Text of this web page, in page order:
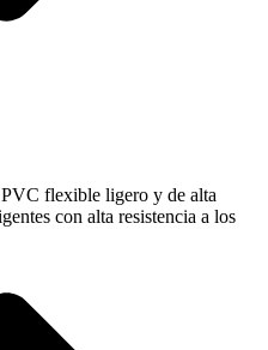
flexible ligero y de alta
con alta resistencia a los